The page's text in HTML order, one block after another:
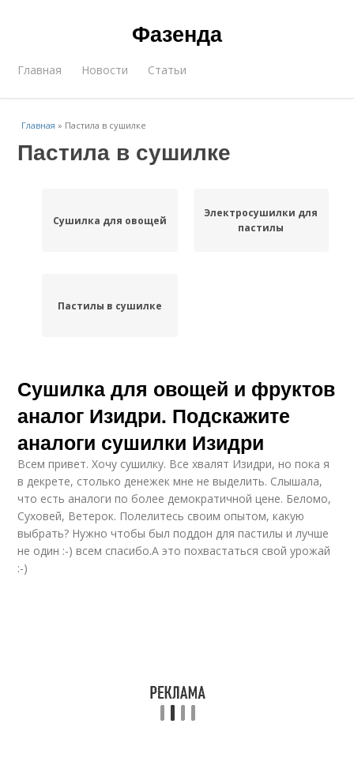
Фазенда
Главная Новости Статьи
Главная » Пастила в сушилке
Пастила в сушилке
Сушилка для овощей
Электросушилки для
пастилы
Пастилы в сушилке
Сушилка для овощей и фруктов
аналог Изидри. Подскажите
аналоги сушилки Изидри
Всем привет. Хочу сушилку. Все хвалят Изидри, но пока я
в декрете, столько денежек мне не выделить. Слышала,
что есть аналоги по более демократичной цене. Беломо,
Суховей, Ветерок. Полелитесь своим опытом, какую
выбрать? Нужно чтобы был поддон для пастилы и лучше
не один :-) всем спасибо.А это похвастаться свой урожай
:-)